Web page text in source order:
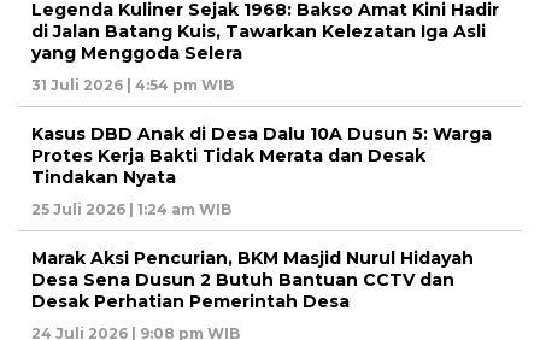
Legenda Kuliner Sejak 1968: Bakso Amat Kini Hadir
di Jalan Batang Kuis, Tawarkan Kelezatan Iga Asli
yang Menggoda Selera
31 Juli 2026 | 4:54 pm WIB
Kasus DBD Anak di Desa Dalu 10A Dusun 5: Warga
Protes Kerja Bakti Tidak Merata dan Desak
Tindakan Nyata
25 Juli 2026 | 1:24 am WIB
Marak Aksi Pencurian, BKM Masjid Nurul Hidayah
Desa Sena Dusun 2 Butuh Bantuan CCTV dan
Desak Perhatian Pemerintah Desa
24 Juli 2026 | 9:08 pm WIB